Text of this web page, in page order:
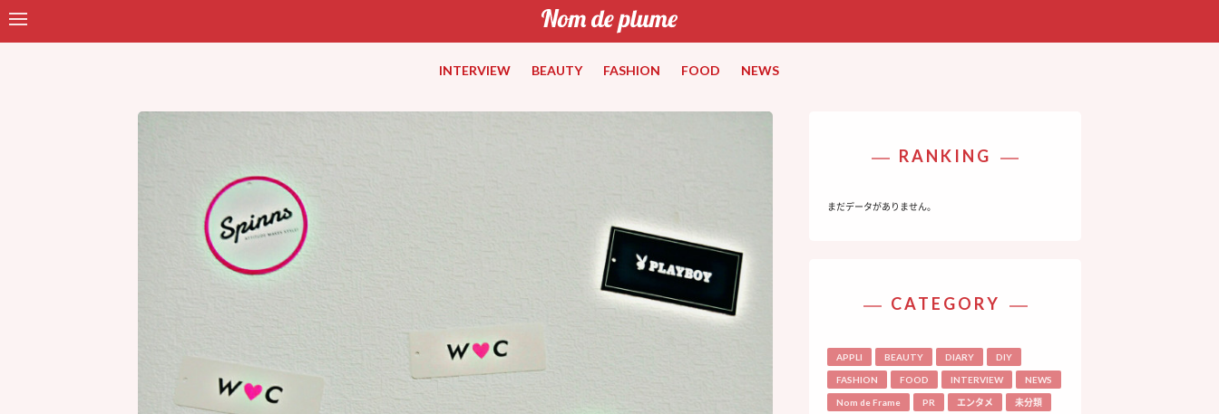
INTERVIEW BEAUTY FASHION FOOD NEWS
RANKING
まだデータがありません。
CATEGORY
APPLI BEAUTY DIARY DIY
FASHION FOOD INTERVIEW NEWS
Nom de Frame PR エンタメ 未分類